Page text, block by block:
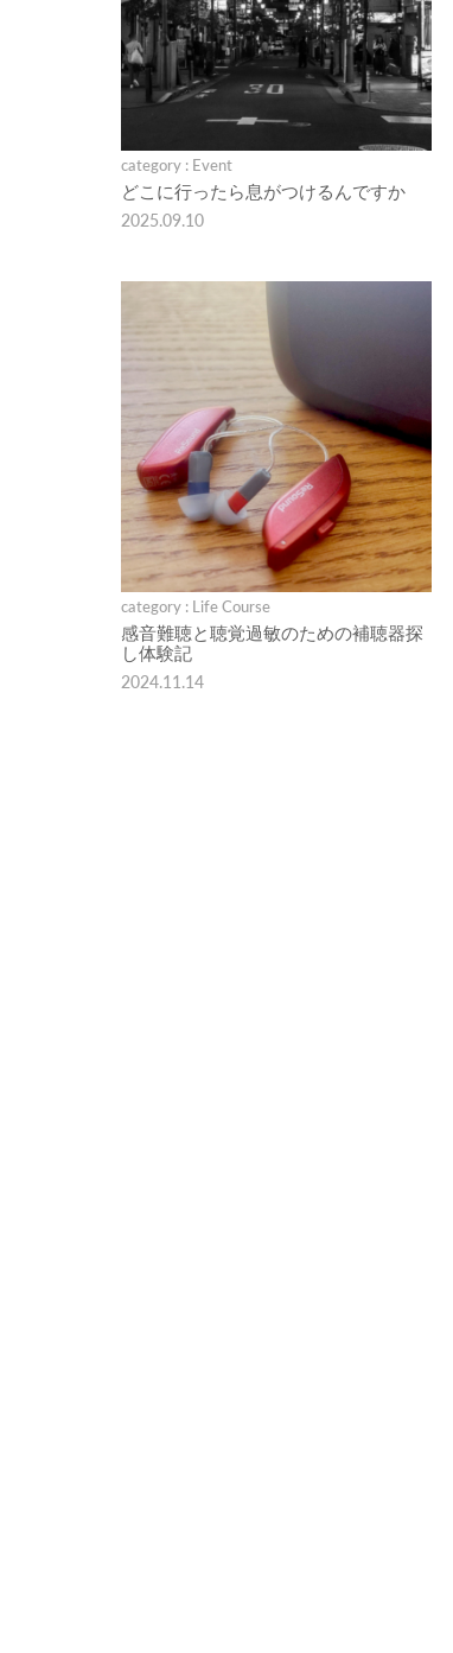
category : Event
どこに行ったら息がつけるんですか
2025.09.10
category : Life Course
感音難聴と聴覚過敏のための補聴器探
し体験記
2024.11.14